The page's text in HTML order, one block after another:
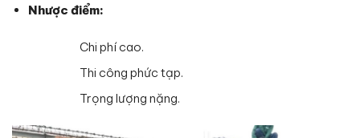
Nhược điểm:
Chi phí cao.
Thi công phức tạp.
Trọng lượng nặng.